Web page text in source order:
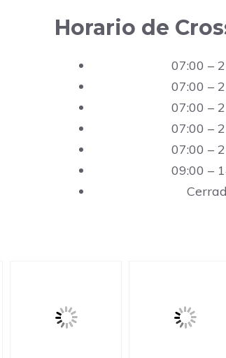
Horario de
07:00 –
07:00 –
07:00 –
07:00 –
07:00 –
09:00 –